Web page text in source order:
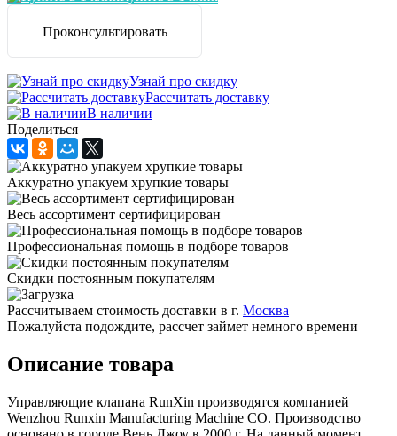
Проконсультировать
Узнай про скидку
Рассчитать доставку
В наличии
Поделиться
Аккуратно упакуем хрупкие товары
Весь ассортимент сертифицирован
Профессиональная помощь в подборе товаров
Скидки постоянным покупателям
Рассчитываем стоимость доставки в г. Москва
Пожалуйста подождите, рассчет займет немного времени
Описание товара
Управляющие клапана RunXin производятся компанией
Wenzhou Runxin Manufacturing Machine CO. Производство